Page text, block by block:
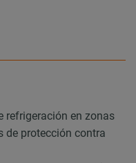
refrigeración en zonas
de protección contra